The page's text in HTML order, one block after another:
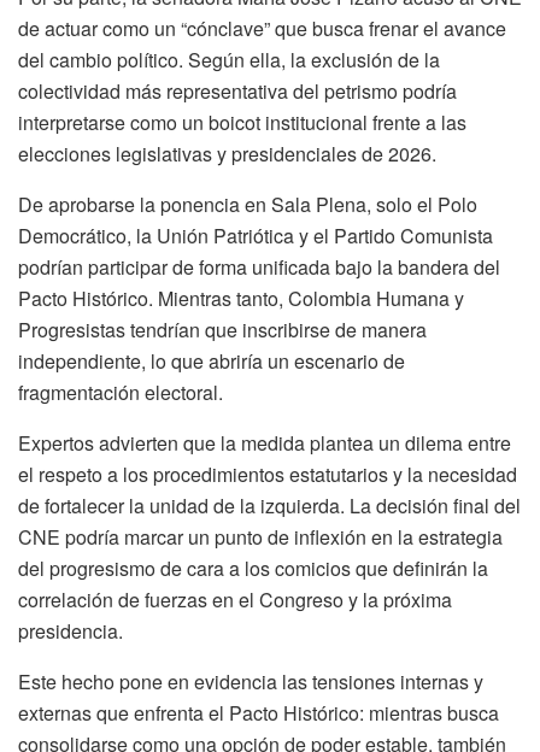
de actuar como un “cónclave” que busca frenar el avance
del cambio político. Según ella, la exclusión de la
colectividad más representativa del petrismo podría
interpretarse como un boicot institucional frente a las
elecciones legislativas y presidenciales de 2026.
De aprobarse la ponencia en Sala Plena, solo el Polo
Democrático, la Unión Patriótica y el Partido Comunista
podrían participar de forma unificada bajo la bandera del
Pacto Histórico. Mientras tanto, Colombia Humana y
Progresistas tendrían que inscribirse de manera
independiente, lo que abriría un escenario de
fragmentación electoral.
Expertos advierten que la medida plantea un dilema entre
el respeto a los procedimientos estatutarios y la necesidad
de fortalecer la unidad de la izquierda. La decisión final del
CNE podría marcar un punto de inflexión en la estrategia
del progresismo de cara a los comicios que definirán la
correlación de fuerzas en el Congreso y la próxima
presidencia.
Este hecho pone en evidencia las tensiones internas y
externas que enfrenta el Pacto Histórico: mientras busca
consolidarse como una opción de poder estable, también